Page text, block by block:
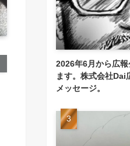
2026年6月から広
ます。株式会社Dai
メッセージ。